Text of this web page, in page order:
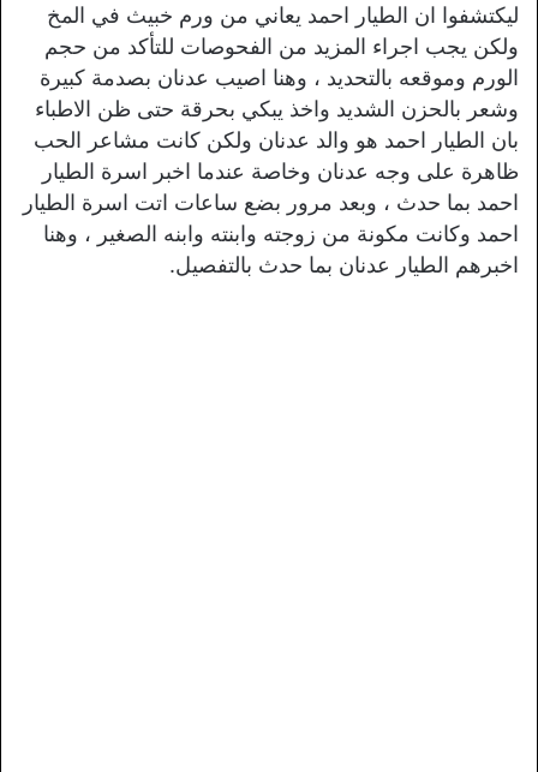
ليكتشفوا ان الطيار احمد يعاني من ورم خبيث في المخ
ولكن يجب اجراء المزيد من الفحوصات للتأكد من حجم
الورم وموقعه بالتحديد ، وهنا اصيب عدنان بصدمة كبيرة
وشعر بالحزن الشديد واخذ يبكي بحرقة حتى ظن الاطباء
بان الطيار احمد هو والد عدنان ولكن كانت مشاعر الحب
ظاهرة على وجه عدنان وخاصة عندما اخبر اسرة الطيار
احمد بما حدث ، وبعد مرور بضع ساعات اتت اسرة الطيار
احمد وكانت مكونة من زوجته وابنته وابنه الصغير ، وهنا
اخبرهم الطيار عدنان بما حدث بالتفصيل.